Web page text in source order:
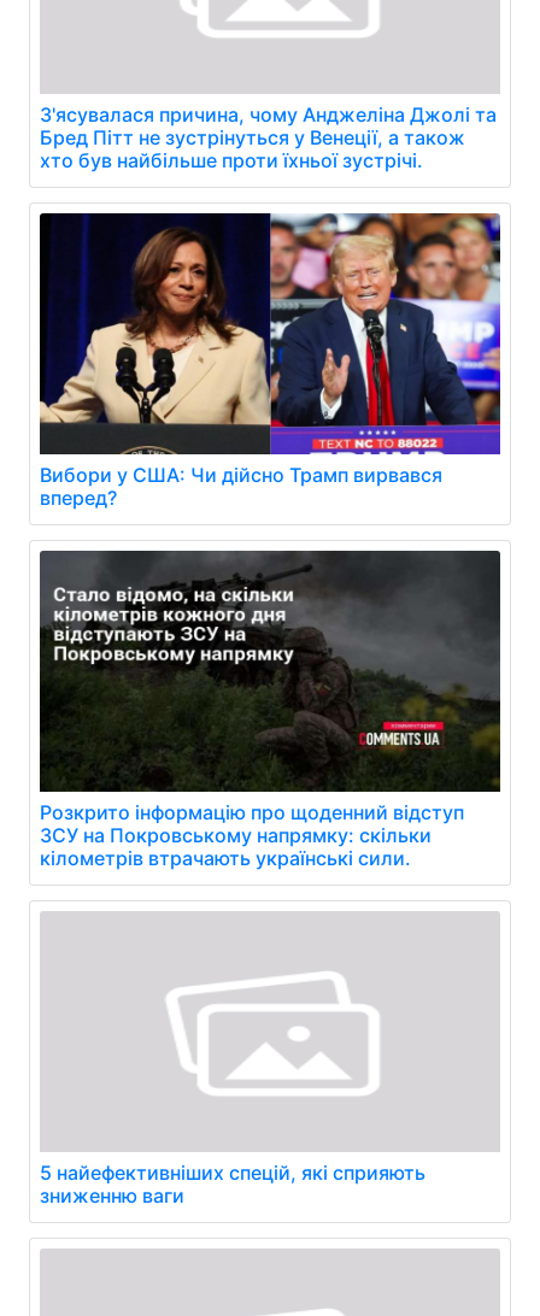
З'ясувалася причина, чому Анджеліна Джолі та
Бред Пітт не зустрінуться у Венеції, а також
хто був найбільше проти їхньої зустрічі.
Вибори у США: Чи дійсно Трамп вирвався
вперед?
Розкрито інформацію про щоденний відступ
ЗСУ на Покровському напрямку: скільки
кілометрів втрачають українські сили.
5 найефективніших спецій, які сприяють
зниженню ваги